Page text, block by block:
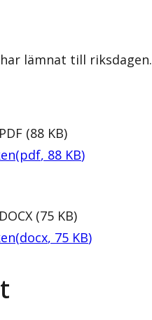
lämnat till riksdagen.
PDF (88 KB)
(pdf, 88 KB)
DOCX (75 KB)
(docx, 75 KB)